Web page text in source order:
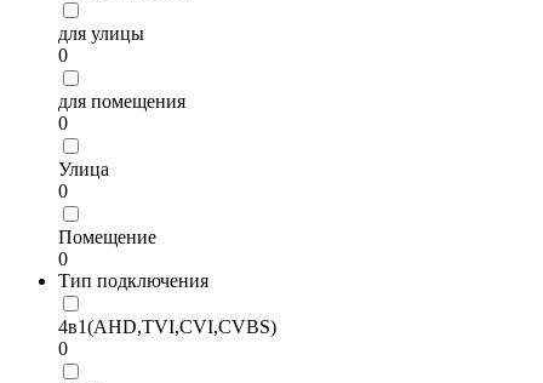
для улицы
0
для помещения
0
Улица
0
Помещение
0
Тип подключения
4в1(AHD,TVI,CVI,CVBS)
0